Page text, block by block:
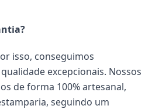
isso, conseguimos
excepcionais. Nossos
de forma 100% artesanal,
seguindo um